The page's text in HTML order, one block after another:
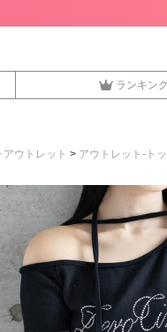
ランキン
アウトレット アウトレット-ト